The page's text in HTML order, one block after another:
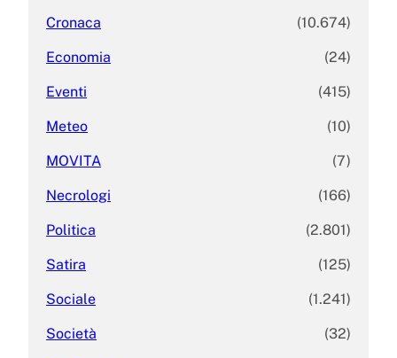
Cronaca (10.674)
Economia (24)
Eventi (415)
Meteo (10)
MOVITA (7)
Necrologi (166)
Politica (2.801)
Satira (125)
Sociale (1.241)
Società (32)